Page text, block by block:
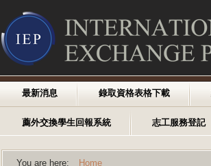
最新消息 錄取資格表格下載
薦外交換學生回報系統 志工服務登記
You are here: Home